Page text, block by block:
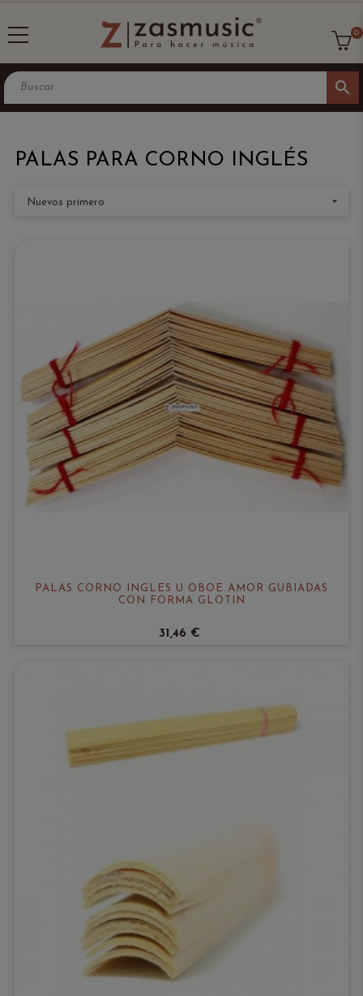
search
0
PALAS PARA CORNO INGLÉS
Nuevos primero 
PALAS CORNO INGLÉS U OBOE AMOR GUBIADAS
CON FORMA GLOTIN
31,46 €